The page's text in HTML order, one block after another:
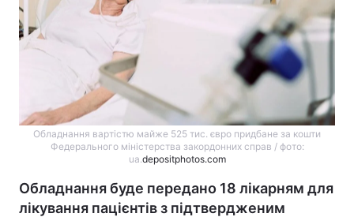
Обладнання вартістю майже 525 тис. євро придбане за кошти
Федерального міністерства закордонних справ / фото:
ua.depositphotos.com
Обладнання буде передано 18 лікарням для
лікування пацієнтів з підтвердженим